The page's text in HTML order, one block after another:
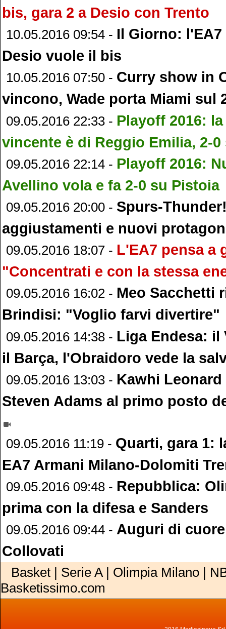
bis, gara 2 a Desio con Trento
10.05.2016 09:54 - Il Giorno: l'EA7
Desio vuole il bis
10.05.2016 07:50 - Curry show in
vincono, Wade porta Miami sul
09.05.2016 22:33 - Playoff 2016:
vincente è di Reggio Emilia, 2-0
09.05.2016 22:14 - Playoff 2016:
Avellino vola e fa 2-0 su Pistoia
09.05.2016 20:00 - Spurs-
aggiustamenti e nuovi
09.05.2016 18:07 - L'EA7 pensa a
"Concentrati e con la stessa
09.05.2016 16:02 - Meo Sacchetti
Brindisi: "Voglio farvi divertire"
09.05.2016 14:38 - Liga Endesa: il
il Barça, l'Obraidoro vede la
09.05.2016 13:03 - Kawhi
Steven Adams al primo posto
09.05.2016 11:19 - Quarti, gara 1:
EA7 Armani Milano-Dolomiti
09.05.2016 09:48 - Repubblica:
prima con la difesa e Sanders
09.05.2016 09:44 - Auguri di
Collovati
Basket | Serie A | Olimpia Milano |
Basketissimo.com